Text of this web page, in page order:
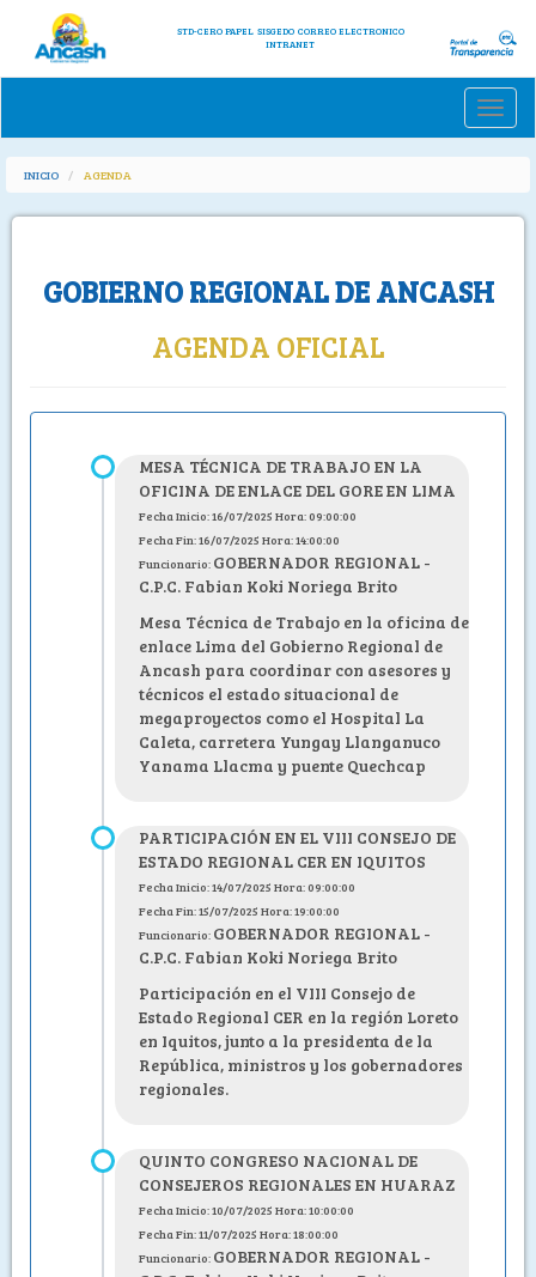
STD-CERO PAPEL SISGEDO CORREO ELECTRONICO
INTRANET
Toggle
INICIO AGENDA
GOBIERNO REGIONAL DE ANCASH
AGENDA OFICIAL
MESA TÉCNICA DE TRABAJO EN LA
OFICINA DE ENLACE DEL GORE EN LIMA
Fecha Inicio: 16/07/2025 Hora: 09:00:00
Fecha Fin: 16/07/2025 Hora: 14:00:00
Funcionario: GOBERNADOR REGIONAL -
C.P.C. Fabian Koki Noriega Brito
Mesa Técnica de Trabajo en la oficina de
enlace Lima del Gobierno Regional de
Ancash para coordinar con asesores y
técnicos el estado situacional de
megaproyectos como el Hospital La
Caleta, carretera Yungay Llanganuco
Yanama Llacma y puente Quechcap
PARTICIPACIÓN EN EL VIII CONSEJO DE
ESTADO REGIONAL CER EN IQUITOS
Fecha Inicio: 14/07/2025 Hora: 09:00:00
Fecha Fin: 15/07/2025 Hora: 19:00:00
Funcionario: GOBERNADOR REGIONAL -
C.P.C. Fabian Koki Noriega Brito
Participación en el VIII Consejo de
Estado Regional CER en la región Loreto
en Iquitos, junto a la presidenta de la
República, ministros y los gobernadores
regionales.
QUINTO CONGRESO NACIONAL DE
CONSEJEROS REGIONALES EN HUARAZ
Fecha Inicio: 10/07/2025 Hora: 10:00:00
Fecha Fin: 11/07/2025 Hora: 18:00:00
Funcionario: GOBERNADOR REGIONAL -